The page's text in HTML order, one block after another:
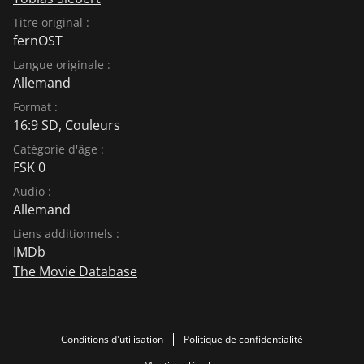
Titre original :
fernOST
Langue originale :
Allemand
Format :
16:9 SD, Couleurs
Catégorie d'âge :
FSK 0
Audio :
Allemand
Liens additionnels :
IMDb
The Movie Database
Conditions d'utilisation
Politique de confidentialité